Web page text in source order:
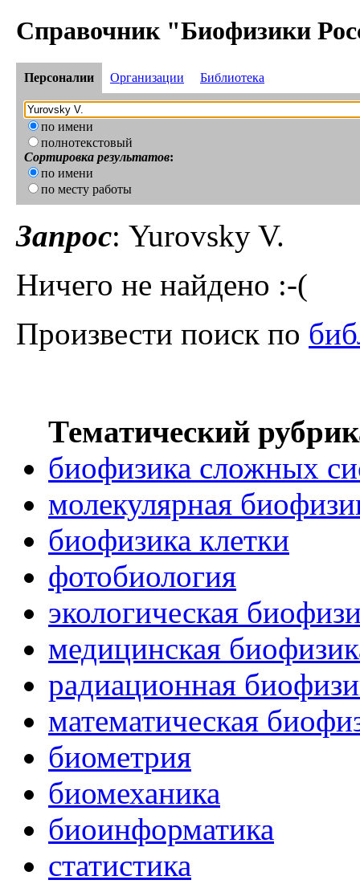
Справочник "Биофизики
Персоналии Организации Библиотека
по имени
полнотекстовый
Сортировка результатов:
по имени
по месту работы
Запрос: Yurovsky V.
Ничего не найдено :-(
Произвести поиск по
Тематический
биофизика сложных
молекулярная
биофизика клетки
фотобиология
экологическая
медицинская
радиационная
математическая
биометрия
биомеханика
биоинформатика
статистика